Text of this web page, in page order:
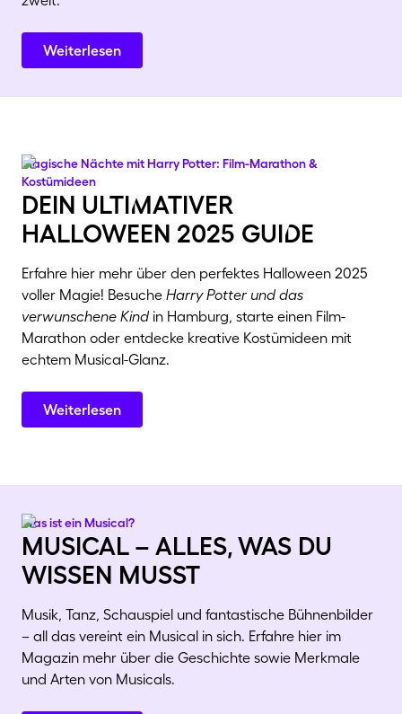
Weiterlesen
dein ultiMativer
halloWeen 2025 guiDe
Magische Nächte mit Harry Potter: Film-Marathon &
Kostümideen
Erfahre hier mehr über den perfektes Halloween 2025
voller Magie! Besuche Harry Potter und das
verwunschene Kind in Hamburg, starte einen Film-
Marathon oder entdecke kreative Kostümideen mit
echtem Musical-Glanz.
Weiterlesen
musical – alles, was du
wissen musst
Was ist ein Musical?
Musik, Tanz, Schauspiel und fantastische Bühnenbilder
– all das vereint ein Musical in sich. Erfahre hier im
Magazin mehr über die Geschichte sowie Merkmale
und Arten von Musicals.